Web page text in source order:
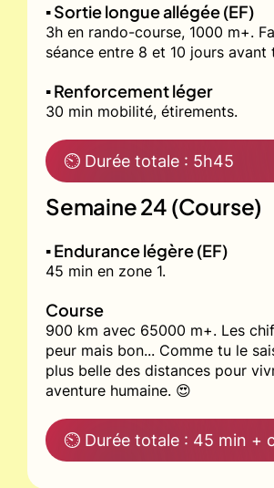
▪️ Sortie longue allégée (EF)
3h en rando-course, 1000 m+.
séance entre 8 et 10 jours avant
▪️ Renforcement léger
30 min mobilité, étirements.
⏲ Durée totale : 5h45
Semaine 24 (Course)
▪️ Endurance légère (EF)
45 min en zone 1.
Course
900 km avec 65000 m+. Les
peur mais bon... Comme tu le
plus belle des distances pour
aventure humaine. 😍
⏲ Durée totale : 45 min +